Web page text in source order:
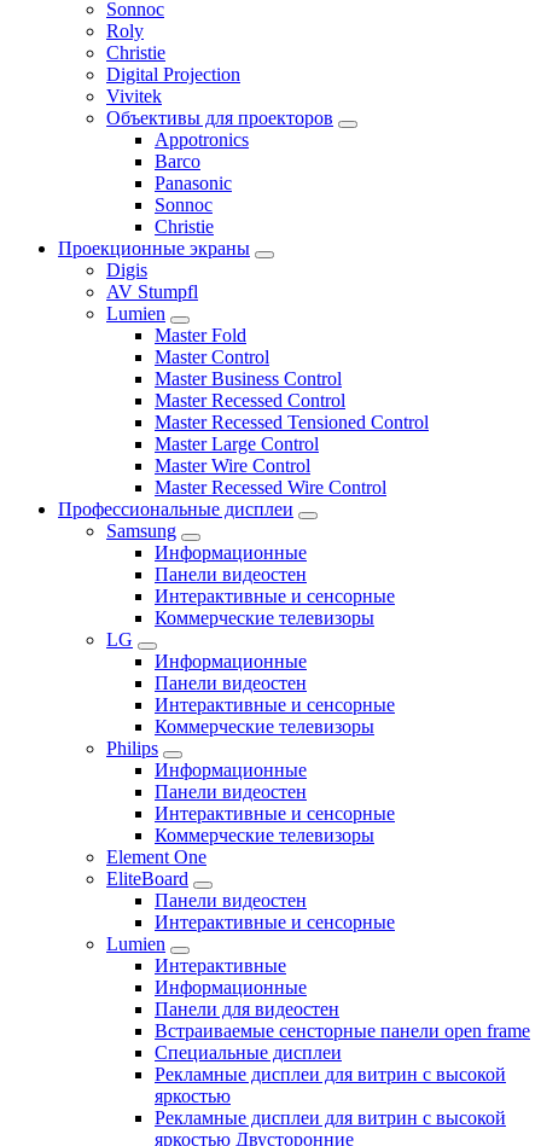
Sonnoc
Roly
Christie
Digital Projection
Vivitek
Объективы для проекторов
Appotronics
Barco
Panasonic
Sonnoc
Сhristie
Проекционные экраны
Digis
AV Stumpfl
Lumien
Master Fold
Master Control
Master Business Control
Master Recessed Control
Master Recessed Tensioned Control
Master Large Control
Master Wire Control
Master Recessed Wire Control
Профессиональные дисплеи
Samsung
Информационные
Панели видеостен
Интерактивные и сенсорные
Коммерческие телевизоры
LG
Информационные
Панели видеостен
Интерактивные и сенсорные
Коммерческие телевизоры
Philips
Информационные
Панели видеостен
Интерактивные и сенсорные
Коммерческие телевизоры
Element One
EliteBoard
Панели видеостен
Интерактивные и сенсорные
Lumien
Интерактивные
Информационные
Панели для видеостен
Встраиваемые сенсторные панели open frame
Специальные дисплеи
Рекламные дисплеи для витрин с высокой
яркостью
Рекламные дисплеи для витрин с высокой
яркостью Двусторонние